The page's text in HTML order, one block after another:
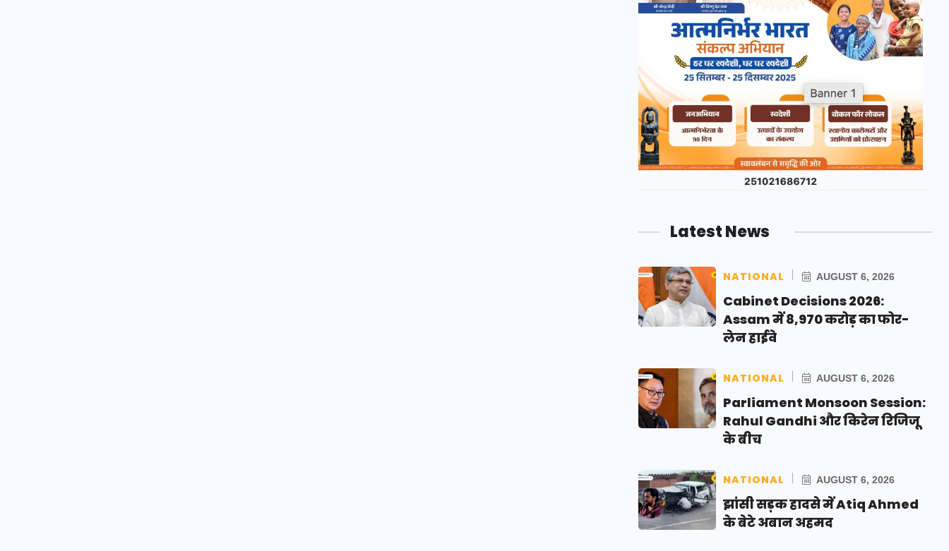
Latest News
NATIONAL AUGUST 6, 2026
Cabinet Decisions 2026:
Assam में 8,970 करोड़ का फोर-
लेन हाईवे
NATIONAL AUGUST 6, 2026
Parliament Monsoon Session:
Rahul Gandhi और किरेन रिजिजू
के बीच
NATIONAL AUGUST 6, 2026
झांसी सड़क हादसे में Atiq Ahmed
के बेटे अबान अहमद